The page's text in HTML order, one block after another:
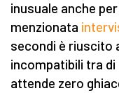
inusuale anche
menzionata
secondi è riuscito
incompatibili tra
attende zero